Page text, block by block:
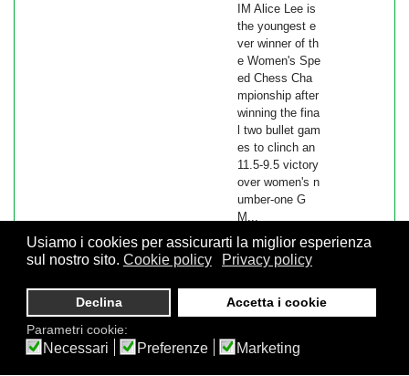
Usiamo i cookies per assicurarti la miglior esperienza
sul nostro sito. Cookie policy Privacy policy
Declina
Accetta i cookie
Parametri cookie:
Necessari Preferenze Marketing
IM Alice Lee is
the youngest e
ver winner of th
e Women's Spe
ed Chess Cha
mpionship after
winning the fina
l two bullet gam
es to clinch an
11.5-9.5 victory
over women's n
umber-one G
M...
© 2026 FSI - Federazione Scacchistica Italiana - V.le Regina
Giovanna, 12 - 20129 Milano - CF. 80105170155 - P. Iva
10013490155 - Email fsi@federscacchi.it - Tel. 02.86464369 -
Privacy